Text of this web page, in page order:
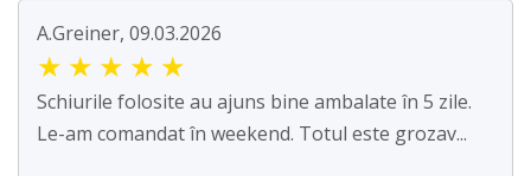
A.Greiner, 09.03.2026
★ ★ ★ ★ ★
Schiurile folosite au ajuns bine ambalate în 5 zile.
Le-am comandat în weekend. Totul este grozav...